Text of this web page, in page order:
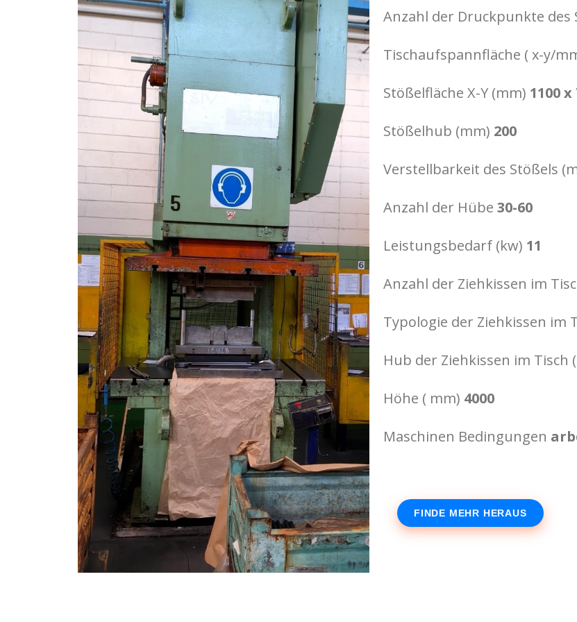
Anzahl der Druckpunkte des
Tischaufspannfläche ( x-y/
Stößelfläche X-Y (mm) 1100 x
Stößelhub (mm) 200
Verstellbarkeit des Stößels
Anzahl der Hübe30-60
Leistungsbedarf (kw) 11
Anzahl der Ziehkissen im
Typologie der Ziehkissen im
Hub der Ziehkissen im Tisch
Höhe ( mm) 4000
Maschinen Bedingungen
FINDE MEHR HERAUS